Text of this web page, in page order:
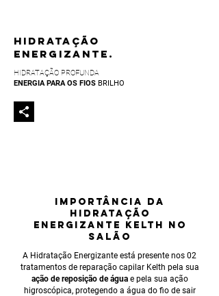
HIDRATAÇÃO
ENERGIZANTE.
HIDRATAÇÃO PROFUNDA
ENERGIA PARA OS FIOS BRILHO
IMPORTÂNCIA DA
HIDRATAÇÃO
eNERGIZANTE KELTH NO
SALÃO
A Hidratação Energizante está presente nos 02
tratamentos de reparação capilar Kelth pela sua
ação de reposição de águae pela sua ação
higroscópica, protegendo a água do fio de sair